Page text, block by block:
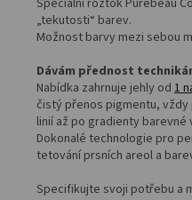
„tekutosti“ barev.
Možnost barvy mezi sebou
Dávám přednost
Nabídka zahrnuje jehly od 1
čistý přenos pigmentu, vždy
linií až po gradienty barevné
Dokonalé technologie pro
tetování prsních areol a
Specifikujte svoji potřebu a